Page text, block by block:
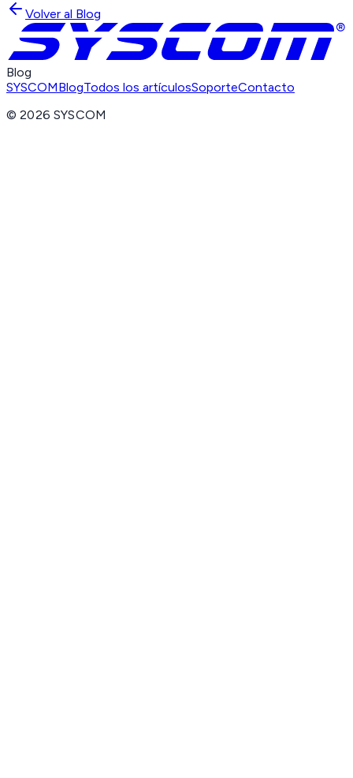
Volver al Blog
Blog
SYSCOMBlogTodos los artículosSoporteContacto
©2026 SYSCOM